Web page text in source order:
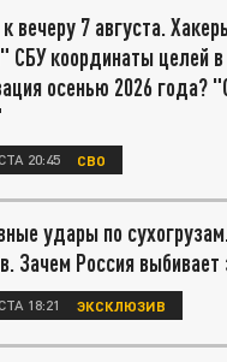
вечеру 7 августа.
СБУ координаты целей в
осенью 2026 года?
20:45 СВО
удары по
Зачем Россия выбивает
18:21 ЭКСКЛЮЗИВ